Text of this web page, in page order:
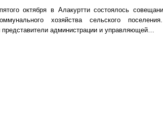
октября в Алакуртти состоялось
хозяйства сельского
администрации и управляющей…